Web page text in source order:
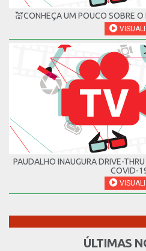
💒CONHEÇA UM POUCO SOBRE
PAUDALHO INAUGURA DRIVE-
COVID-
ÚLTIMAS